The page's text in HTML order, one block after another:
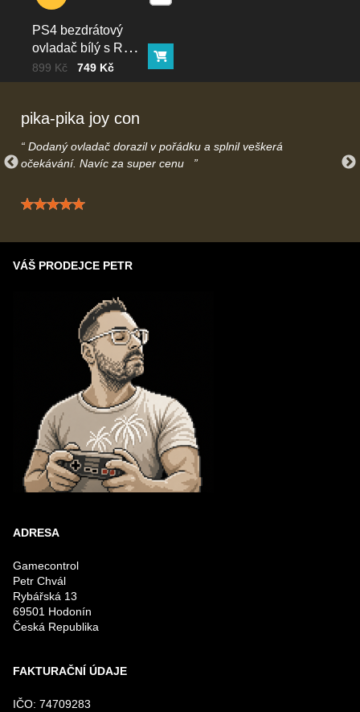
vytvoření objednávky budeme informovat ohledně termínu
doručení. Pokud termín nebude náhodou vyhovovat je možné
jednoduše objednávku přes e-mail/telefonicky stornovat.
Máte otázky ohledně dodání? Kontaktujte nás na
info@gamecontrol.cz
PS4 bezdrátový
ovladač bílý s RGB
podsvícením
Cena bez DPH
749 Kč
Před slevou:
899 Kč Do košíku
pika-pika joy con
Dodaný ovladač dorazil v pořádku a splnil veškerá
očekávání. Navíc za super cenu
Hodnocení: 5 / 5
VÁŠ PRODEJCE PETR
ADRESA
Gamecontrol
Petr Chvál
Rybářská 13
69501 Hodonín
Česká Republika
FAKTURAČNÍ ÚDAJE
IČO: 74709283